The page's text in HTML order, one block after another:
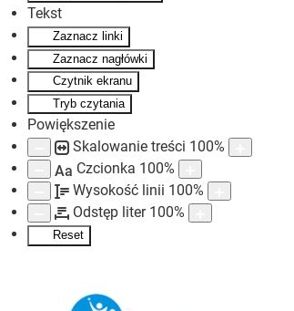
Tekst
Zaznacz linki
Zaznacz nagłówki
Czytnik ekranu
Tryb czytania
Powiększenie
Skalowanie treści 100%
Aa Czcionka 100%
Wysokość linii 100%
Odstęp liter 100%
Reset